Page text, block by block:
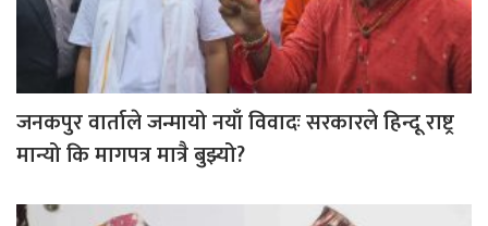
जनकपुर वार्ताले जन्मायो नयाँ विवादः सरकारले हिन्दू राष्ट्र
मान्यो कि मागपत्र मात्रै बुझ्यो?